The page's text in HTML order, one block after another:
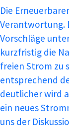
Die
Verantwortung.
Vorschläge
kurzfristig die
freien Strom zu
entsprechend
deutlicher wird
ein neues
uns der